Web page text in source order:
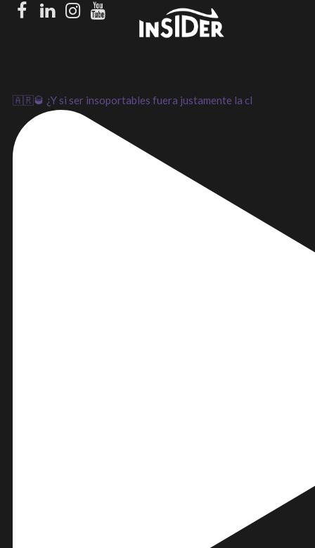
Facebook
LinkedIn
Instagram
Youtube
🇦🇷🥃 ¿Y si ser insoportables fuera justamente la cl